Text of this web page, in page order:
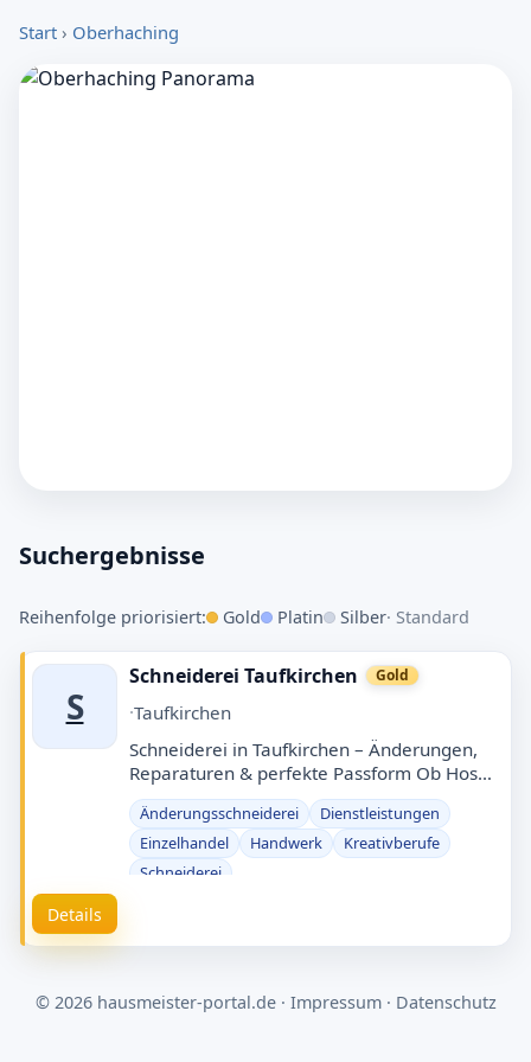
Start › Oberhaching
Oberhaching
Schnell finden · Eintrag kostenlos · Manuell
geprüft
Suchen
Suchergebnisse
Reihenfolge priorisiert: Gold Platin Silber· Standard
S
Schneiderei Taufkirchen Gold
·Taufkirchen
Schneiderei in Taufkirchen – Änderungen,
Reparaturen & perfekte Passform Ob Hose
kürzen, Reißverschluss ersetzen, Kleid
enger/weiter, Jacke reparieren oder …
Änderungsschneiderei
Dienstleistungen
Einzelhandel
Handwerk
Kreativberufe
Schneiderei
Details
© 2026 hausmeister-portal.de · Impressum· Datenschutz